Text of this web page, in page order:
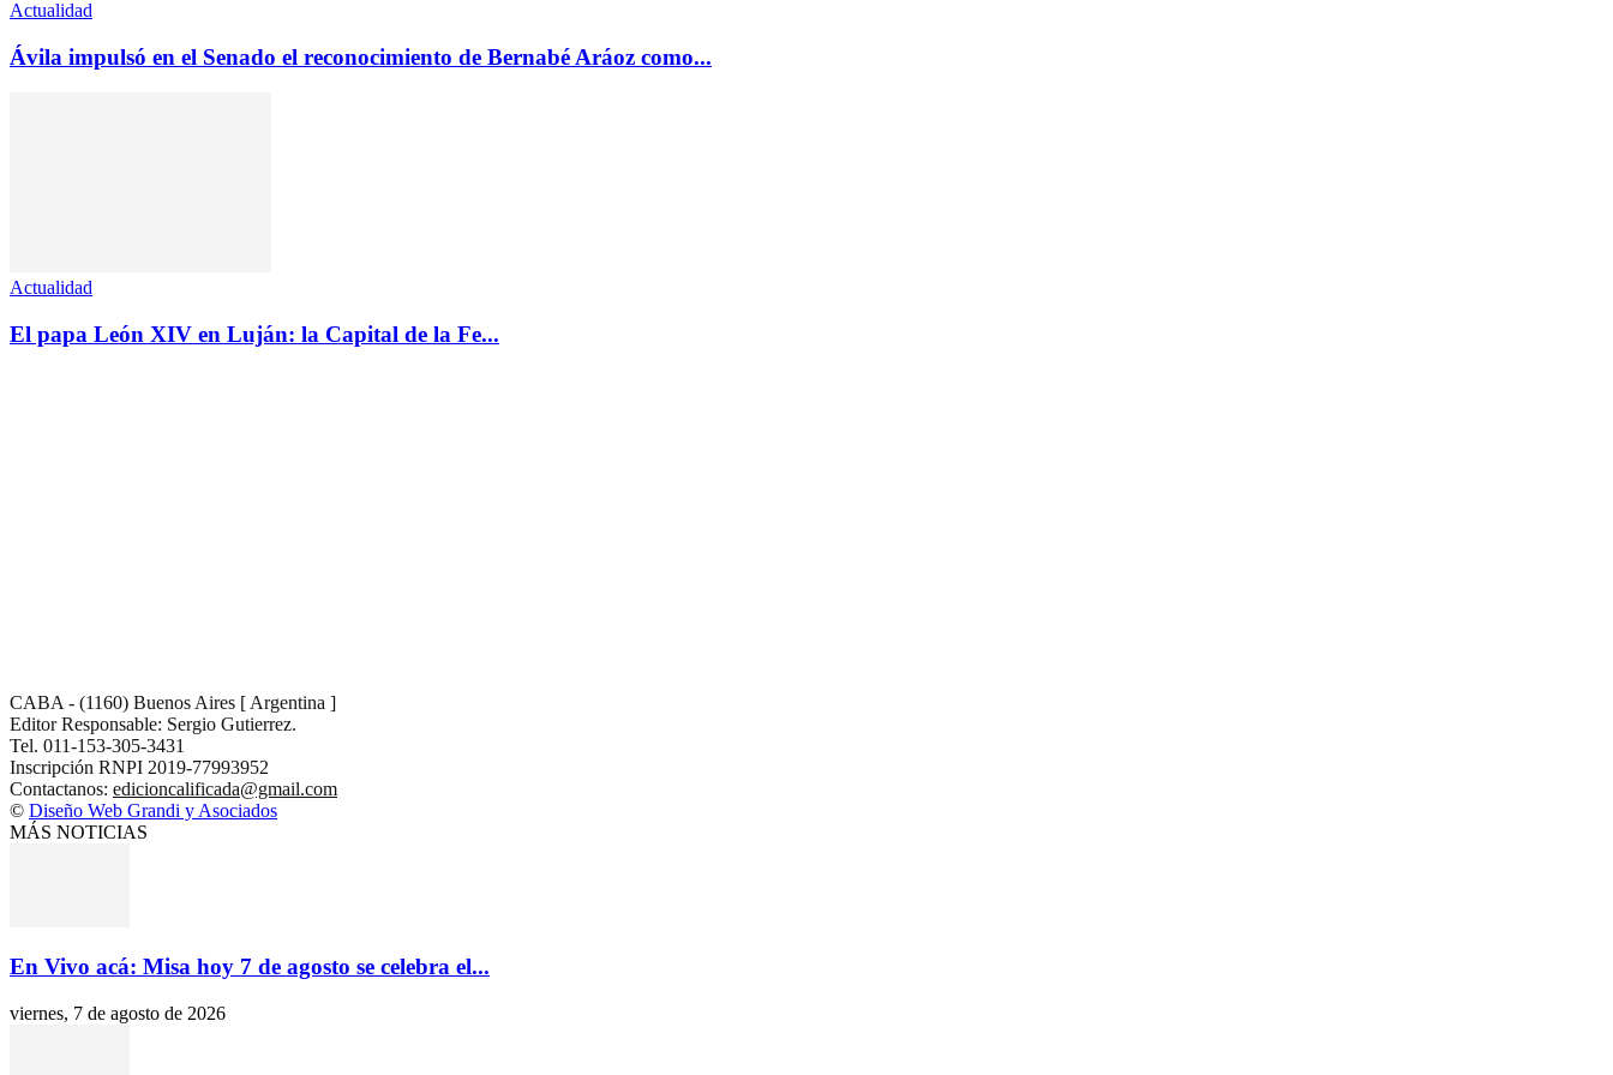
Actualidad
Ávila impulsó en el Senado el reconocimiento de Bernabé Aráoz como...
Actualidad
El papa León XIV en Luján: la Capital de la Fe...
CABA - (1160) Buenos Aires [ Argentina ]
Editor Responsable: Sergio Gutierrez.
Tel. 011-153-305-3431
Inscripción RNPI 2019-77993952
Contactanos: edicioncalificada@gmail.com
© Diseño Web Grandi y Asociados
MÁS NOTICIAS
En Vivo acá: Misa hoy 7 de agosto se celebra el...
viernes, 7 de agosto de 2026